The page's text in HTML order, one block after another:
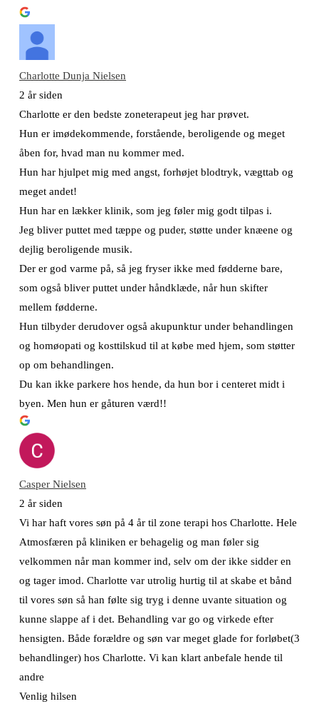
Charlotte Dunja Nielsen
2 år siden
Charlotte er den bedste zoneterapeut jeg har prøvet.
Hun er imødekommende, forstående, beroligende og meget
åben for, hvad man nu kommer med.
Hun har hjulpet mig med angst, forhøjet blodtryk, vægttab og
meget andet!
Hun har en lækker klinik, som jeg føler mig godt tilpas i.
Jeg bliver puttet med tæppe og puder, støtte under knæene og
dejlig beroligende musik.
Der er god varme på, så jeg fryser ikke med fødderne bare,
som også bliver puttet under håndklæde, når hun skifter
mellem fødderne.
Hun tilbyder derudover også akupunktur under behandlingen
og homøopati og kosttilskud til at købe med hjem, som støtter
op om behandlingen.
Du kan ikke parkere hos hende, da hun bor i centeret midt i
byen. Men hun er gåturen værd!!
Casper Nielsen
2 år siden
Vi har haft vores søn på 4 år til zone terapi hos Charlotte. Hele
Atmosfæren på kliniken er behagelig og man føler sig
velkommen når man kommer ind, selv om der ikke sidder en
og tager imod. Charlotte var utrolig hurtig til at skabe et bånd
til vores søn så han følte sig tryg i denne uvante situation og
kunne slappe af i det. Behandling var go og virkede efter
hensigten. Både forældre og søn var meget glade for forløbet(3
behandlinger) hos Charlotte. Vi kan klart anbefale hende til
andre
Venlig hilsen